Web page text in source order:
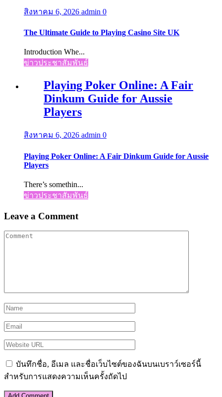
สิงหาคม 6, 2026 admin 0
The Ultimate Guide to Playing Casino Site UK
Introduction Whe...
ข่าวประชาสัมพันธ์
Playing Poker Online: A Fair
Dinkum Guide for Aussie
Players
สิงหาคม 6, 2026 admin 0
Playing Poker Online: A Fair Dinkum Guide for Aussie
Players
There’s somethin...
ข่าวประชาสัมพันธ์
Leave a Comment
บันทึกชื่อ, อีเมล และชื่อเว็บไซต์ของฉันบนเบราว์เซอร์นี้
สำหรับการแสดงความเห็นครั้งถัดไป